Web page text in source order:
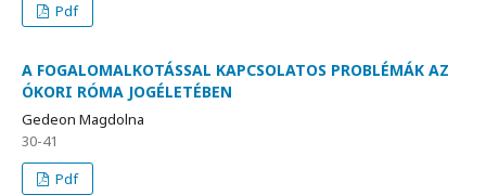
Pdf
A FOGALOMALKOTÁSSAL KAPCSOLATOS PROBLÉMÁK AZ
ÓKORI RÓMA JOGÉLETÉBEN
Gedeon Magdolna
30-41
Pdf